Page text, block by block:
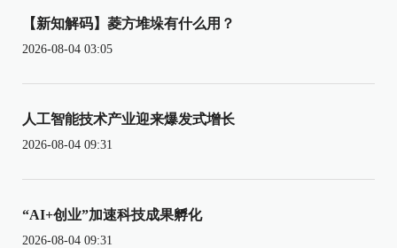
【新知解码】菱方堆垛有什么用？
2026-08-04 03:05
人工智能技术产业迎来爆发式增长
2026-08-04 09:31
“AI+创业”加速科技成果孵化
2026-08-04 09:31